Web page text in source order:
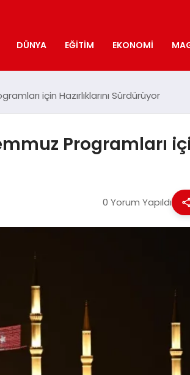
DÜNYA EĞITIM EKONOMI
için Hazırlıklarını Sürdürüyor
Programları
0 Yorum Yapıldı